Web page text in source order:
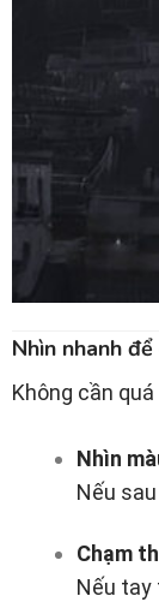
Nhìn nhanh
Không cần
Nhìn
Nếu
Chạm
Nếu tay